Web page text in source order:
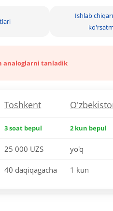
Ishlab
analoglarni tanladik
Toshkent
3 soat bepul 2 kun bepul
25 000 UZS yo'q
40 daqiqagacha 1 kun